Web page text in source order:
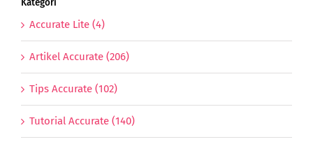
Accurate Lite (4)
Artikel Accurate (206)
Tips Accurate (102)
Tutorial Accurate (140)